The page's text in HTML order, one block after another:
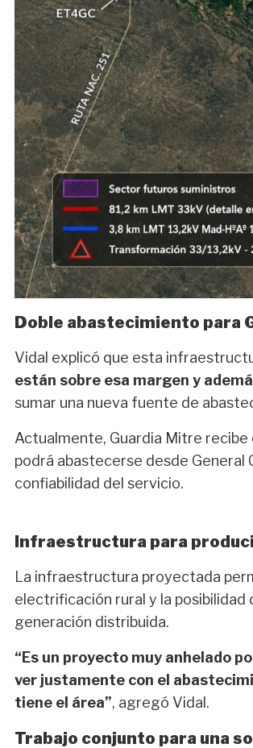
Doble abastecimiento para
Vidal explicó que esta
están sobre esa margen y
sumar una nueva fuente de
Actualmente, Guardia Mitre
podrá abastecerse desde General
confiabilidad del servicio.
Infraestructura para
La infraestructura proyectada
electrificación rural y la
generación distribuida.
“Es un proyecto muy anhelado
ver justamente con el
tiene el área”, agregó Vidal.
Trabajo conjunto para una